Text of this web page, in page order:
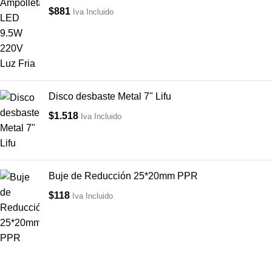
$881 Iva Incluido
Disco desbaste Metal 7" Lifu
$1.518 Iva Incluido
Buje de Reducción 25*20mm PPR
$118 Iva Incluido